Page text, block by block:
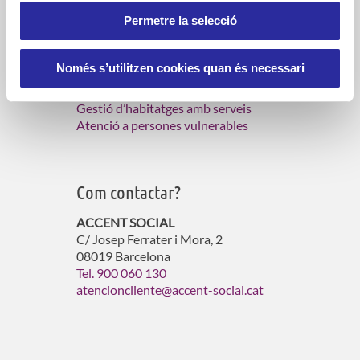
Permetre la selecció
Només s’utilitzen cookies quan és necessari
Què fem?
Serveis d’atenció domiciliària
Gestió de residències per a gent gran
Gestió d’habitatges amb serveis
Atenció a persones vulnerables
Com contactar?
ACCENT SOCIAL
C/ Josep Ferrater i Mora, 2
08019 Barcelona
Tel. 900 060 130
atencioncliente@accent-social.cat